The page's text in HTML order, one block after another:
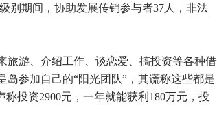
别期间，协助发展传销参与者37人，非法
旅游、介绍工作、谈恋爱、搞投资等各种借
参加自己的“阳光团队”，其谎称这些都是
投资2900元，一年就能获利180万元，投